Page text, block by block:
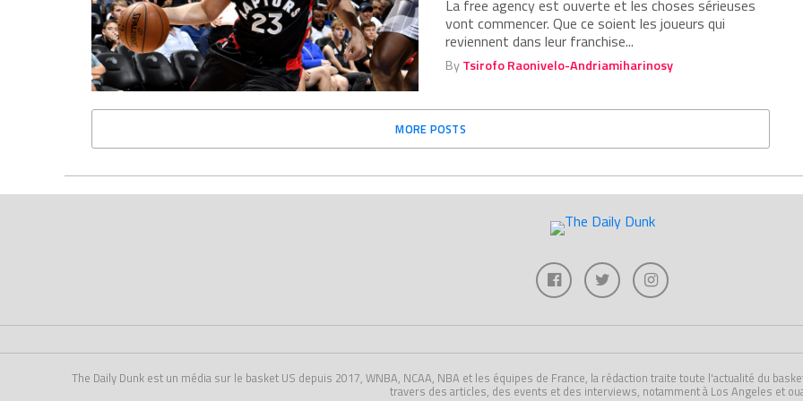
La free agency est ouverte et les choses sérieuses
vont commencer. Que ce soient les joueurs qui
reviennent dans leur franchise...
ByTsirofo Raonivelo-Andriamiharinosy
MORE POSTS
The Daily Dunk est un média sur le basket US depuis 2017, WNBA, NCAA, NBA et les équipes de France, la rédaction traite toute l'actualité du
travers des articles, des events et des interviews, notamment à Los Angeles et